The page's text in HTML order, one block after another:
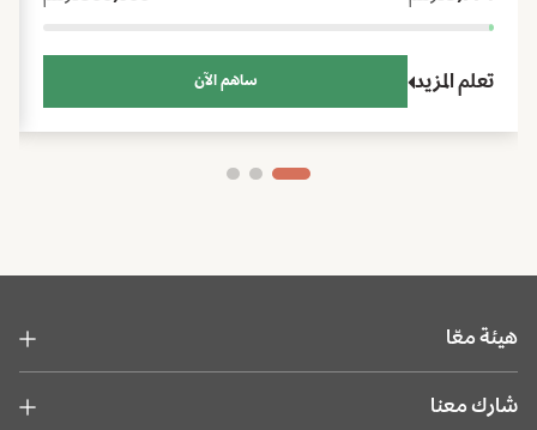
تعلم المزيد ساهم الآن
هيئة معّا
شارك معنا